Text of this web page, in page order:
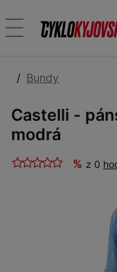
Bundy
Castelli -
modrá
% z 0